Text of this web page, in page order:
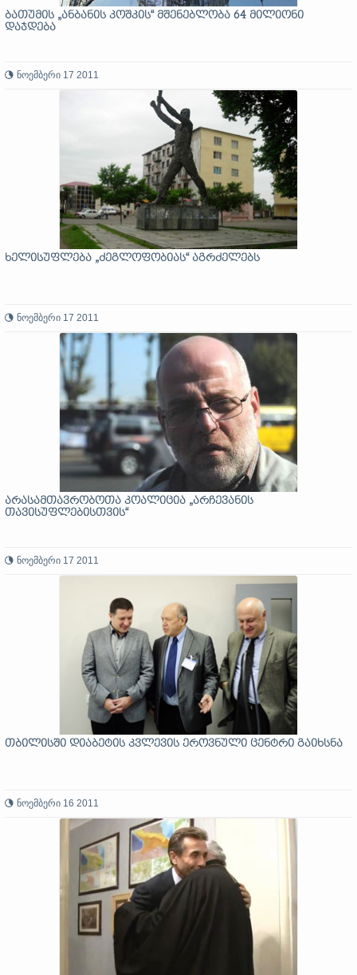
ბათუმის „ანბანის კოშკის“ მშენებლობა 64 მილიონი
დაჯდება
ნოემბერი 17 2011
ხელისუფლება „ძეგლოფობიას“ აგრძელებს
ნოემბერი 17 2011
არასამთავრობოთა კოალიცია „არჩევანის
თავისუფლებისთვის“
ნოემბერი 17 2011
თბილისში დიაბეტის კვლევის ეროვნული ცენტრი გაიხსნა
ნოემბერი 16 2011